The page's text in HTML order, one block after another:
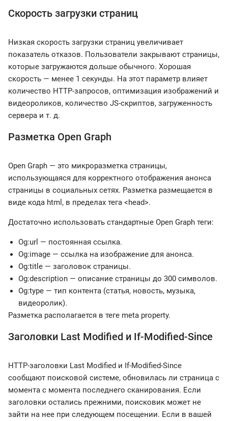
Скорость загрузки страниц
Низкая скорость загрузки страниц увеличивает
показатель отказов. Пользователи закрывают страницы,
которые загружаются дольше обычного. Хорошая
скорость — менее 1 секунды. На этот параметр влияет
количество HTTP-запросов, оптимизация изображений и
видеороликов, количество JS-скриптов, загруженность
сервера и т. д.
Разметка Open Graph
Open Graph — это микроразметка страницы,
использующаяся для корректного отображения анонса
страницы в социальных сетях. Разметка размещается в
виде кода html, в пределах тега <head>.
Достаточно использовать стандартные Open Graph теги:
Og:url — постоянная ссылка.
Og:image — ссылка на изображение для анонса.
Og:title — заголовок страницы.
Og:description — описание страницы до 300 символов.
Og:type — тип контента (статья, новость, музыка,
видеоролик).
Разметка располагается в теге meta property.
Заголовки Last Modified и If-Modified-Since
HTTP-заголовки Last Modified и If-Modified-Since
сообщают поисковой системе, обновилась ли страница с
момента с момента последнего сканирования. Если
заголовки остались прежними, поисковик может не
зайти на нее при следующем посещении. Если в вашей